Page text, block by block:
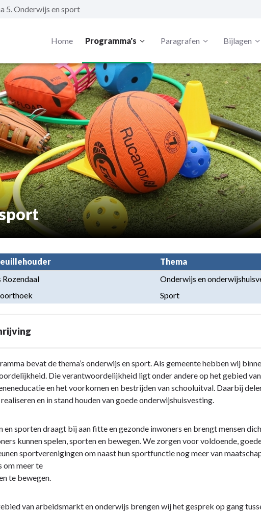
5. Onderwijs en sport
Home Programma's Paragrafen Bijlagen
Thema
Rozendaal
Onderwijs en
Sport
bevat de thema’s onderwijs en sport. Als gemeente hebben wij
Die verantwoordelijkheid ligt onder andere op het gebied
en het voorkomen en bestrijden van schooluitval. Daarbij
en in stand houden van goede onderwijshuisvesting.
en sporten draagt bij aan fitte en gezonde inwoners en brengt mensen
kunnen spelen, sporten en bewegen. We zorgen voor voldoende,
sportverenigingen om naast hun sportfunctie nog meer van
om meer te
te bewegen.
van arbeidsmarkt en onderwijs brengen wij het gesprek op gang